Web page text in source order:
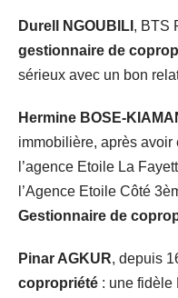
Durell NGOUBILI , BTS
gestionnaire de
sérieux avec un bon
Hermine BOSE-
immobilière, après avoir
l’agence Etoile La
l’Agence Etoile Côté
Gestionnaire de
Pinar AGKUR, depuis
copropriété : une fidèle